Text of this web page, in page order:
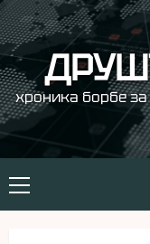
Skip
to
content
хроника борбе
Primary
Menu